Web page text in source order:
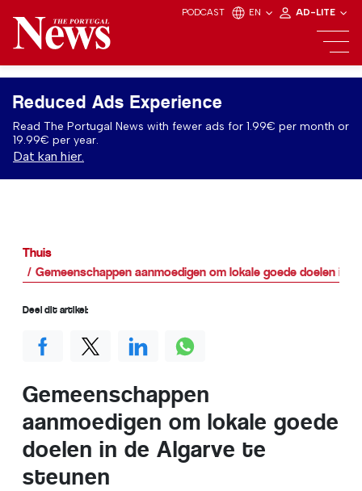
PODCAST EN AD-LITE
Reduced Ads Experience
Read The Portugal News with fewer ads for 1.99€ per month or
19.99€ per year.
Dat kan hier.
Thuis
Gemeenschappen aanmoedigen om lokale goede doelen in
Gemeenschappen
aanmoedigen om lokale goede
doelen in de Algarve te
steunen
Deel dit artikel: